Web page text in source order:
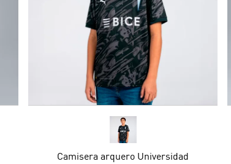
Camisera arquero Universidad